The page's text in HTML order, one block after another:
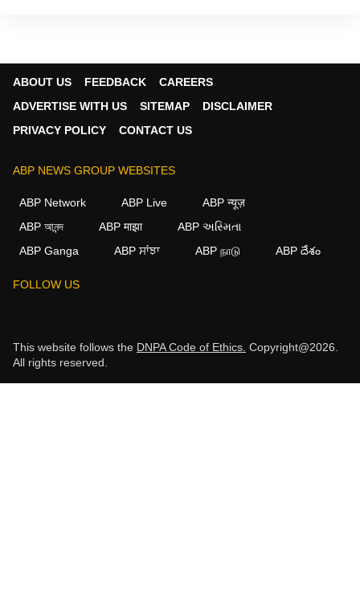
ABOUT US FEEDBACK
CAREERS
ADVERTISE WITH US
SITEMAP
DISCLAIMER
PRIVACY POLICY
CONTACT US
ABP NEWS GROUP WEBSITES
ABP Network ABP Live
ABP न्यूज़
ABP আনন্দ
ABP माझा
ABP અસ્મિતા
ABP Ganga
ABP ਸਾਂਝਾ ABP நாடு ABP దేశం
FOLLOW US
This website follows the DNPA Code of Ethics. Copyright@2026.
All rights reserved.